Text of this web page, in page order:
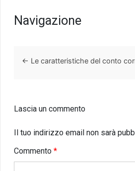
Navigazione
← Le caratteristiche del conto
Lascia un commento
Il tuo indirizzo email non sarà
Commento *